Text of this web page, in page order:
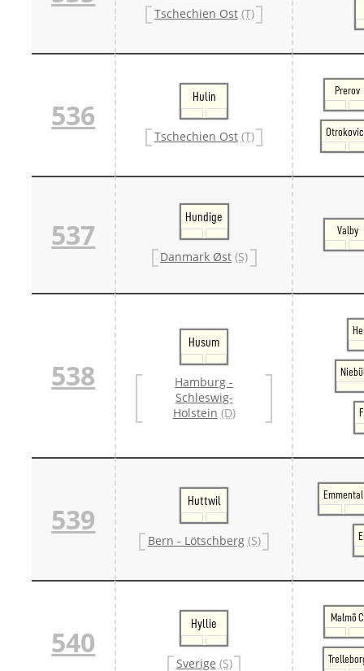
Tschechien Ost (T)
536
Hulin
Tschechien Ost (T)
Prerov
537
Hundige
Danmark Øst (S)
Valby
538
Husum
Hamburg -
Schleswig-
Holstein (D)
539
Huttwil
Bern - Lötschberg (S)
Emmental
540
Hyllie
Sverige (S)
Malmö C